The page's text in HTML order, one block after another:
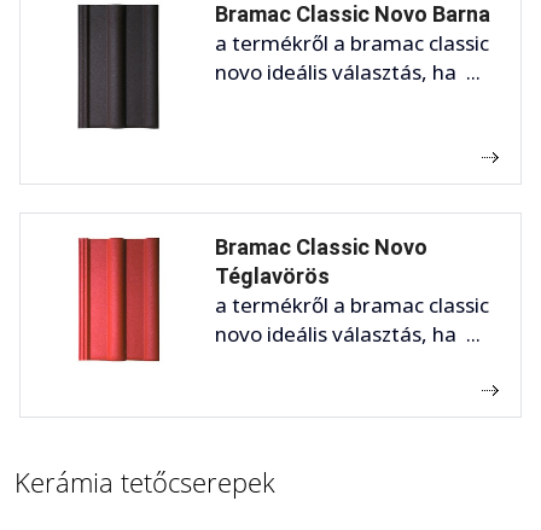
Bramac Classic Novo Barna
a termékről a bramac classic
novo ideális választás, ha ...
Bramac Classic Novo
Téglavörös
a termékről a bramac classic
novo ideális választás, ha ...
Kerámia tetőcserepek